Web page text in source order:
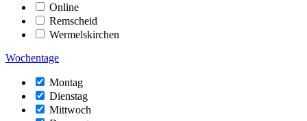
Online
Remscheid
Wermelskirchen
Wochentage
Montag
Dienstag
Mittwoch